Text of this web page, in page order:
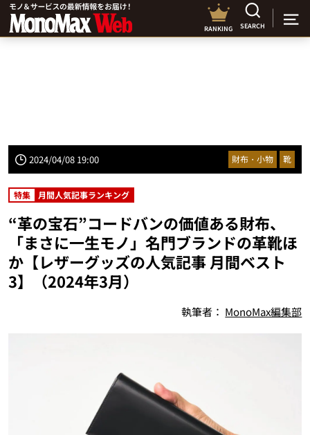
RANKING SEARCH
2024/04/08 19:00 財布・小物 靴
特集 月間人気記事ランキング
“革の宝石”コードバンの価値ある財布、
「まさに一生モノ」名門ブランドの革靴ほ
か【レザーグッズの人気記事 月間ベスト
3】（2024年3月）
執筆者： MonoMax編集部